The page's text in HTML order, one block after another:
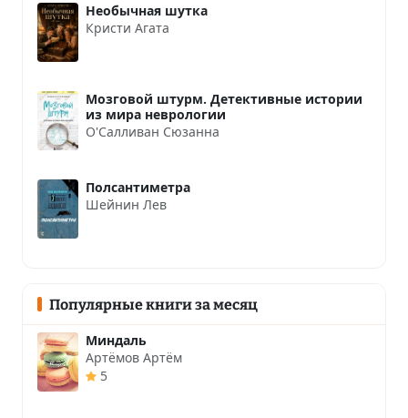
Необычная шутка
Кристи Агата
Мозговой штурм. Детективные истории
из мира неврологии
О'Салливан Сюзанна
Полсантиметра
Шейнин Лев
Популярные книги за месяц
Миндаль
Артёмов Артём
5